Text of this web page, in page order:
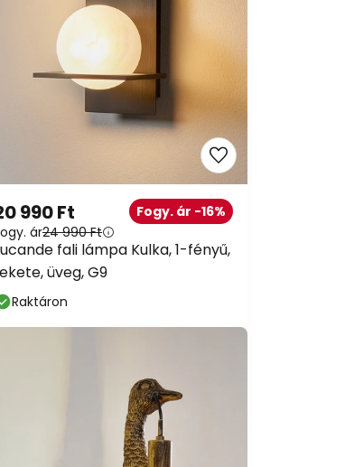
990 Ft
ár24 990 Ft
Fogy. ár -16%
fali lámpa Kulka, 1-fényű,
üveg, G9
Raktáron